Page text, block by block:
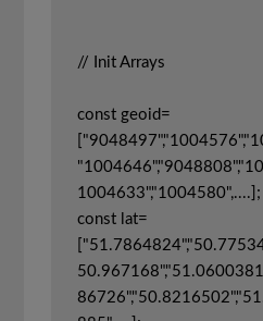
// Init Arrays
const geoid=
1004633","1004580",....];
const lat=